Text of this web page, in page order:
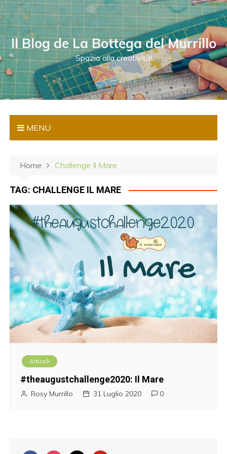
S
a
a
a
l
c
Il Blog de La Bottega del Murrillo
Spazio alla creatività!
MENU
Home Challenge Il Mare
TAG: CHALLENGE IL MARE
Articoli
#theaugustchallenge2020: Il Mare
Rosy Murrillo 31 Luglio 2020 0